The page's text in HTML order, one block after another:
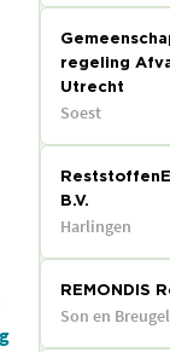
regeling
Utrecht
Soest
B.V.
Harlingen
REMONDIS
Son en Breugel